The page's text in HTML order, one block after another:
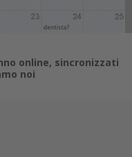
online, sincronizzati
noi